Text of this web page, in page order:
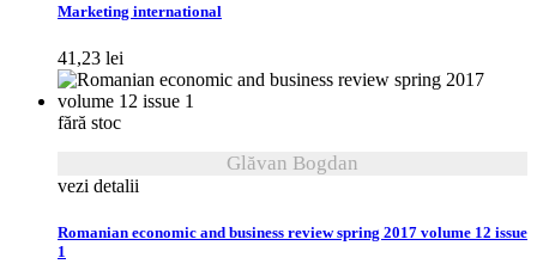
Marketing international
41,23 lei
fără stoc
Glăvan Bogdan
vezi detalii
Romanian economic and business review spring 2017 volume 12 issue
1